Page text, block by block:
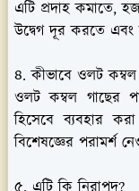
এটি প্রদাহ কমাতে,
উদ্বেগ দূর করতে এবং
৪. কীভাবে ওলট
ওলট কম্বল গাছের
হিসেবে ব্যবহার
বিশেষজ্ঞের পরামর্শ